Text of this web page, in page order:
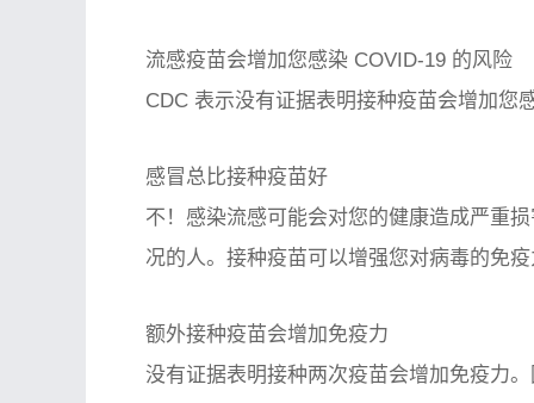
流感疫苗会增加您感染 COVID-19 的风险
CDC 表示没有证据表明接种疫苗会增加您
感冒总比接种疫苗好
不！感染流感可能会对您的健康造成严重
况的人。接种疫苗可以增强您对病毒的免
额外接种疫苗会增加免疫力
没有证据表明接种两次疫苗会增加免疫力